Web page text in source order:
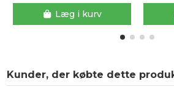
Læg i kurv
Kunder, der købte dette